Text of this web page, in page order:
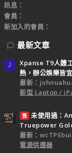
訊息
會員
新加入的會員
最新文章
J
Xpanse T9人體
熱，辦公娛樂皆宜
最新：
新型 Laptop /
售 未使用過：
Truepower
最新：
電源供應器